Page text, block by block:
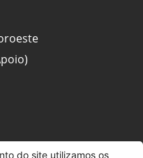
do site utilizamos os